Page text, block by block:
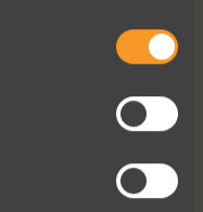
voor jullie